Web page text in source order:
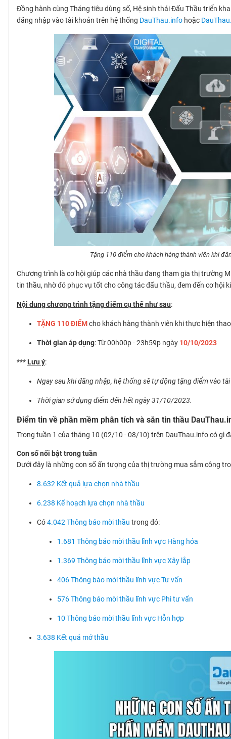
Đồng hành cùng Tháng tiêu dùng số, Hệ sinh thái Đấu Thầu triển
đăng nhập vào tài khoản trên hệ thống DauThau.info hoặc
Tặng 110 điểm cho khách hàng thành viên khi
Chương trình là cơ hội giúp các nhà thầu đang tham gia thị trường
tin thầu, nhờ đó phục vụ tốt cho công tác đấu thầu, đem đến cơ hội
Nội dung chương trình tặng điểm cụ thể như sau:
TẶNG 110 ĐIỂMcho khách hàng thành viên khi thực hiện
Thời gian áp dụng: Từ 00h00p - 23h59p ngày 10/10/2023
*** Lưu ý:
Ngay sau khi đăng nhập, hệ thống sẽ tự động tặng điểm vào
Thời gian sử dụng điểm đến hết ngày 31/10/2023.
Điểm tin về phần mềm phân tích và săn tin thầu
Trong tuần 1 của tháng 10 (02/10 - 08/10) trên DauThau.info có gì
Con số nổi bật trong tuần
Dưới đây là những con số ấn tượng của thị trường mua sắm công
8.632 Kết quả lựa chọn nhà thầu
6.238 Kế hoạch lựa chọn nhà thầu
Có4.042 Thông báo mời thầu trong đó:
1.681 Thông báo mời thầu lĩnh vực Hàng hóa
1.369 Thông báo mời thầu lĩnh vực Xây lắp
406 Thông báo mời thầu lĩnh vực Tư vấn
576 Thông báo mời thầu lĩnh vực Phi tư vấn
10 Thông báo mời thầu lĩnh vực Hỗn hợp
3.638 Kết quả mở thầu